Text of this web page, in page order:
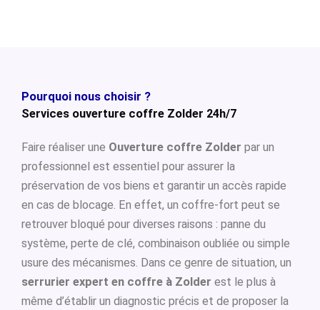
Pourquoi nous choisir ?
Services ouverture coffre Zolder 24h/7
Faire réaliser une Ouverture coffre Zolder par un
professionnel est essentiel pour assurer la
préservation de vos biens et garantir un accès rapide
en cas de blocage. En effet, un coffre-fort peut se
retrouver bloqué pour diverses raisons : panne du
système, perte de clé, combinaison oubliée ou simple
usure des mécanismes. Dans ce genre de situation, un
serrurier expert en coffre à Zolder est le plus à
même d’établir un diagnostic précis et de proposer la